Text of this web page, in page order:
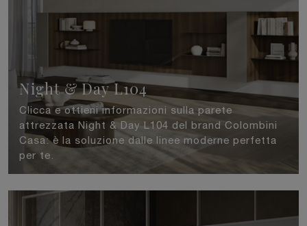
Night & Day L104
Clicca e ottieni informazioni sulla parete
attrezzata Night & Day L104 del brand Colombini
Casa: è la soluzione dalle linee moderne perfetta
per te.